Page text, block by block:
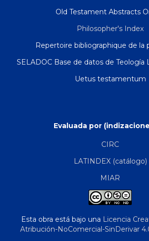
Old Testament Abstracts
Philosopher's Index
Repertoire bibliographique de la
SELADOC Base de datos de Teología
Uetus testamentum
Evaluada por
CIRC
LATINDEX (catálogo)
MIAR
Esta obra está bajo una Licencia
Atribución-NoComercial-SinDerivar